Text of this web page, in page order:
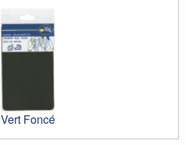
Vert Foncé